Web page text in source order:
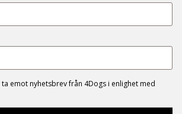
ta emot nyhetsbrev från 4Dogs i enlighet med